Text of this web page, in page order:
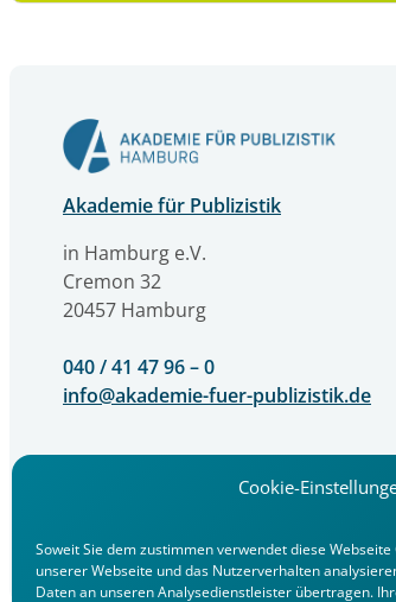
Cookie-
Soweit Sie dem zustimmen verwendet diese
unserer Webseite und das Nutzerverhalten
Daten an unseren Analysedienstleister übertragen.
Akademie für Publizistik
in Hamburg e.V.
Cremon 32
20457 Hamburg
040 / 41 47 96 – 0
info@akademie-fuer-publizistik.de